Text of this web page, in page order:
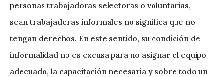
personas trabajadoras selectoras o voluntarias,
sean trabajadoras informales no significa que no
tengan derechos. En este sentido, su condición de
informalidad no es excusa para no asignar el equipo
adecuado, la capacitación necesaria y sobre todo un